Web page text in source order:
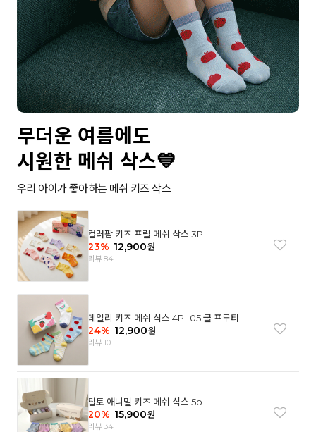
무더운 여름에도
시원한 메쉬 삭스💙
우리 아이가 좋아하는 메쉬 키즈 삭스
컬러팜 키즈 프릴 메쉬 삭스 3P
23% 12,900원
리뷰 84
데일리 키즈 메쉬 삭스 4P -05 쿨 프루티
24% 12,900원
리뷰 10
팁토 애니멀 키즈 메쉬 삭스 5p
20% 15,900원
리뷰 34